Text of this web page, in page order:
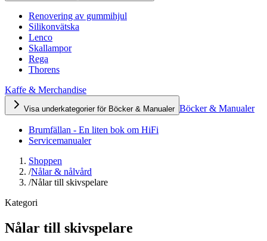
Renovering av gummihjul
Silikonvätska
Lenco
Skallampor
Rega
Thorens
Kaffe & Merchandise
Visa underkategorier för Böcker & Manualer Böcker & Manualer
Brumfällan - En liten bok om HiFi
Servicemanualer
Shoppen
/Nålar & nålvård
/Nålar till skivspelare
Kategori
Nålar till skivspelare